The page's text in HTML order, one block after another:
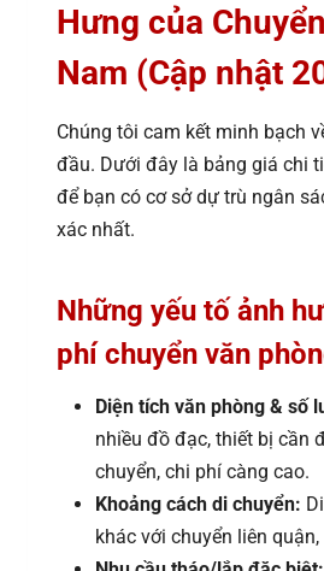
Hưng của
Nam (Cập nhật
Chúng tôi cam kết minh bạch
đầu. Dưới đây là bảng giá chi
để bạn có cơ sở dự trù ngân
xác nhất.
Những yếu tố ảnh
phí chuyển văn
Diện tích văn phòng & số
nhiều đồ đạc, thiết bị cần
chuyển, chi phí càng cao.
Khoảng cách di chuyển:
khác với chuyển liên